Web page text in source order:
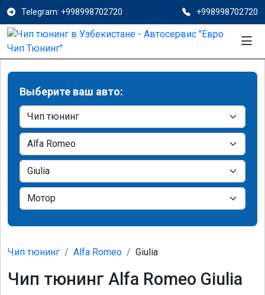
Telegram: +998998702720 +998998702720
Выберите ваш авто:
Чип тюнинг Alfa Romeo Giulia
Чип тюнинг Alfa Romeo Giulia